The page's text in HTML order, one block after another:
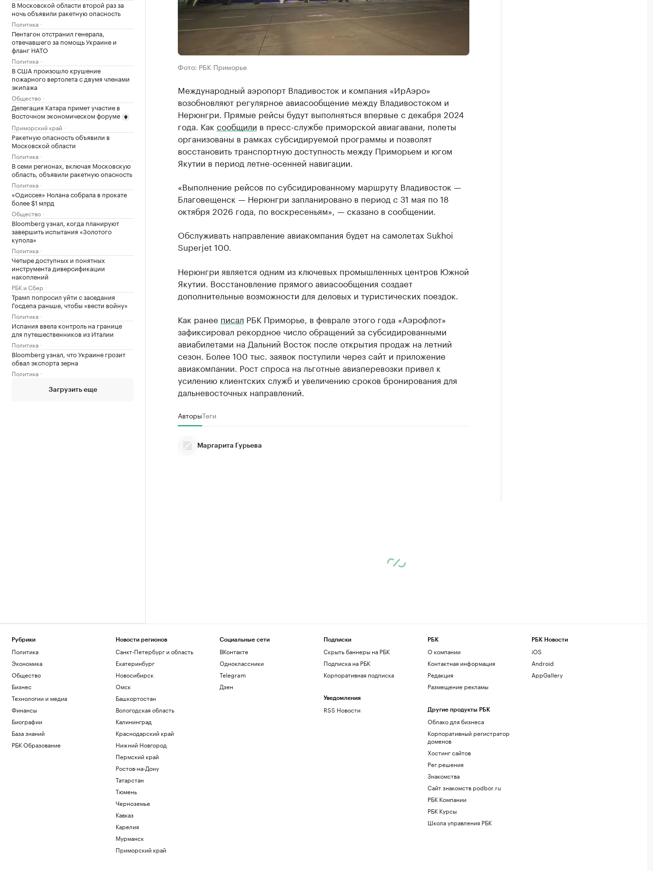
В Московской области второй раз за
ночь объявили ракетную опасность
Политика
Пентагон отстранил генерала,
отвечавшего за помощь Украине и
фланг НАТО
Политика
В США произошло крушение
пожарного вертолета с двумя членами
экипажа
Общество
Делегация Катара примет участие в
Восточном экономическом форуме
Приморский край
Ракетную опасность объявили в
Московской области
Политика
В семи регионах, включая Московскую
область, объявили ракетную опасность
Политика
«Одиссея» Нолана собрала в прокате
более $1 млрд
Общество
Bloomberg узнал, когда планируют
завершить испытания «Золотого
купола»
Политика
Четыре доступных и понятных
инструмента диверсификации
накоплений
РБК и Сбер
Трамп попросил уйти с заседания
Госдепа раньше, чтобы «вести войну»
Политика
Испания ввела контроль на границе
для путешественников из Италии
Политика
Bloomberg узнал, что Украине грозит
обвал экспорта зерна
Политика
Загрузить еще
Фото: РБК Приморье
Международный аэропорт Владивосток и компания «ИрАэро»
возобновляют регулярное авиасообщение между Владивостоком и
Нерюнгри. Прямые рейсы будут выполняться впервые с декабря 2024
года. Как сообщили в пресс-службе приморской авиагавани, полеты
организованы в рамках субсидируемой программы и позволят
восстановить транспортную доступность между Приморьем и югом
Якутии в период летне-осенней навигации.
«Выполнение рейсов по субсидированному маршруту Владивосток —
Благовещенск — Нерюнгри запланировано в период с 31 мая по 18
октября 2026 года, по воскресеньям», — сказано в сообщении.
Обслуживать направление авиакомпания будет на самолетах Sukhoi
Superjet 100.
Нерюнгри является одним из ключевых промышленных центров Южной
Якутии. Восстановление прямого авиасообщения создает
дополнительные возможности для деловых и туристических поездок.
Как ранее писал РБК Приморье, в феврале этого года «Аэрофлот»
зафиксировал рекордное число обращений за субсидированными
авиабилетами на Дальний Восток после открытия продаж на летний
сезон. Более 100 тыс. заявок поступили через сайт и приложение
авиакомпании. Рост спроса на льготные авиаперевозки привел к
усилению клиентских служб и увеличению сроков бронирования для
дальневосточных направлений.
АвторыТеги
Маргарита Гурьева
Рубрики
Политика
Экономика
Общество
Бизнес
Технологии и медиа
Финансы
Биографии
База знаний
РБК Образование
Новости регионов
Санкт-Петербург и область
Екатеринбург
Новосибирск
Омск
Башкортостан
Вологодская область
Калининград
Краснодарский край
Нижний Новгород
Пермский край
Ростов-на-Дону
Татарстан
Тюмень
Черноземье
Кавказ
Карелия
Мурманск
Приморский край
Социальные сети
ВКонтакте
Одноклассники
Telegram
Дзен
Подписки
Скрыть баннеры на РБК
Подписка на РБК
Корпоративная подписка
Уведомления
RSS Новости
РБК
О компании
Контактная информация
Редакция
Размещение рекламы
Другие продукты РБК
Облако для бизнеса
Корпоративный регистратор
доменов
Хостинг сайтов
Рег.решения
Знакомства
Сайт знакомств podbor.ru
РБК Компании
РБК Курсы
Школа управления РБК
РБК Новости
iOS
Android
AppGallery